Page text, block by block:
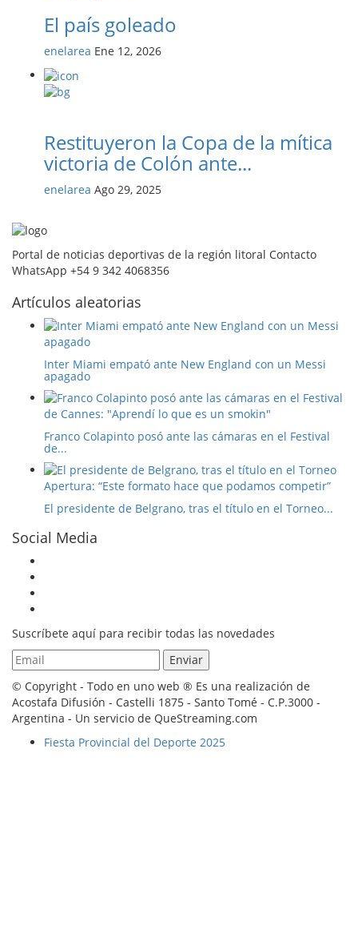
El país goleado
enelarea Ene 12, 2026
Restituyeron la Copa de la mítica
victoria de Colón ante...
enelarea Ago 29, 2025
Portal de noticias deportivas de la región litoral Contacto
WhatsApp +54 9 342 4068356
Artículos aleatorias
Inter Miami empató ante New England con un Messi
apagado
Franco Colapinto posó ante las cámaras en el Festival
de...
El presidente de Belgrano, tras el título en el Torneo...
Social Media
Suscríbete aquí para recibir todas las novedades
© Copyright - Todo en uno web ® Es una realización de
Acostafa Difusión - Castelli 1875 - Santo Tomé - C.P.3000 -
Argentina - Un servicio de QueStreaming.com
Fiesta Provincial del Deporte 2025